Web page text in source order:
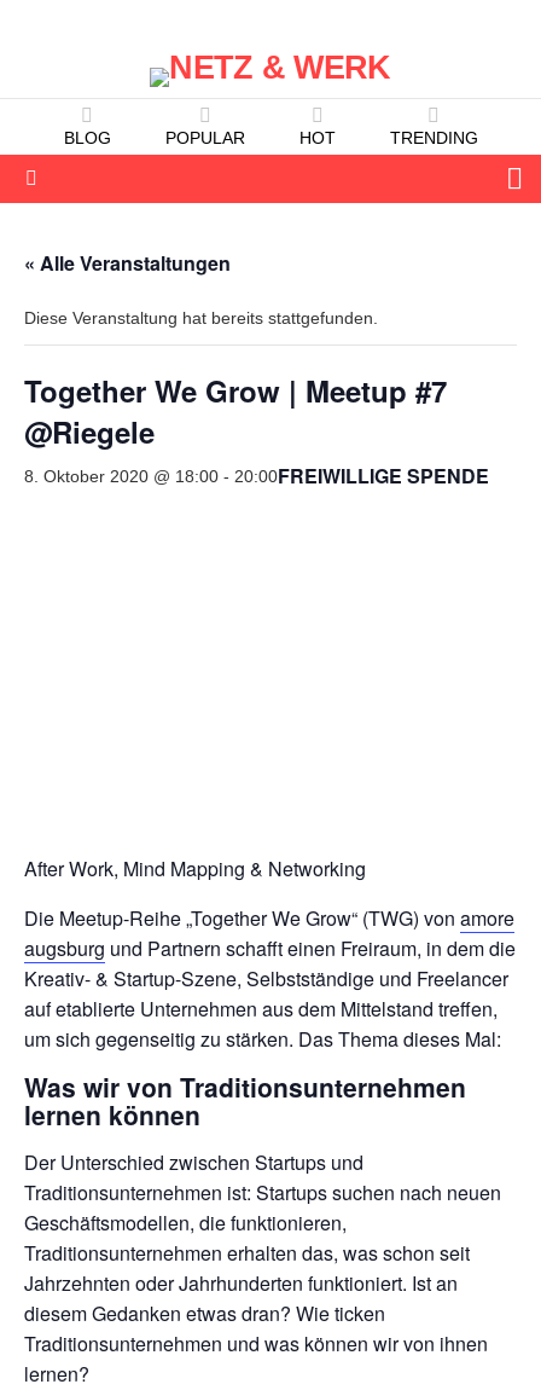
BLOG POPULAR HOT TRENDING
« Alle Veranstaltungen
Diese Veranstaltung hat bereits stattgefunden.
Together We Grow | Meetup #7
@Riegele
8. Oktober 2020 @ 18:00 - 20:00FREIWILLIGE SPENDE
After Work, Mind Mapping & Networking
Die Meetup-Reihe „Together We Grow“ (TWG) von amore
augsburg und Partnern schafft einen Freiraum, in dem die
Kreativ- & Startup-Szene, Selbstständige und Freelancer
auf etablierte Unternehmen aus dem Mittelstand treffen,
um sich gegenseitig zu stärken. Das Thema dieses Mal:
Was wir von Traditionsunternehmen
lernen können
Der Unterschied zwischen Startups und
Traditionsunternehmen ist: Startups suchen nach neuen
Geschäftsmodellen, die funktionieren,
Traditionsunternehmen erhalten das, was schon seit
Jahrzehnten oder Jahrhunderten funktioniert. Ist an
diesem Gedanken etwas dran? Wie ticken
Traditionsunternehmen und was können wir von ihnen
lernen?